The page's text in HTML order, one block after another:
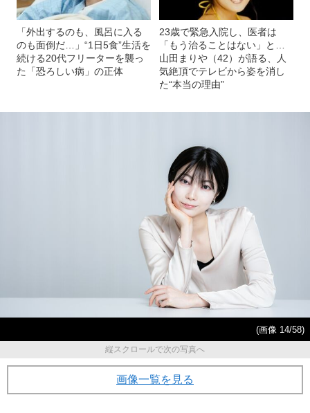
「外出するのも、風呂に入る
のも面倒だ…」“1日5食”生活を
続ける20代フリーターを襲っ
た「恐ろしい病」の正体
23歳で緊急入院し、医者は
「もう治ることはない」と…
山田まりや（42）が語る、人
気絶頂でテレビから姿を消し
た“本当の理由”
(画像 14/58)
縦スクロールで次の写真へ
画像一覧を見る